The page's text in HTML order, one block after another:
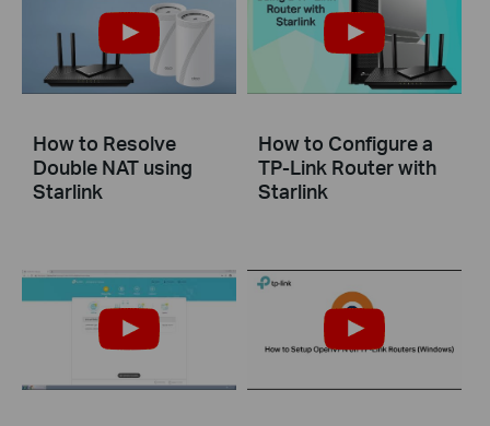
How to Resolve
Double NAT using
Starlink
How to Configure a
TP-Link Router with
Starlink